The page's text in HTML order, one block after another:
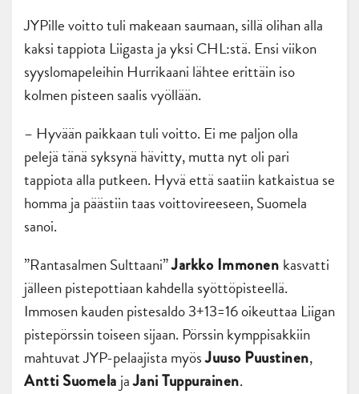
JYPille voitto tuli makeaan saumaan, sillä olihan alla
kaksi tappiota Liigasta ja yksi CHL:stä. Ensi viikon
syyslomapeleihin Hurrikaani lähtee erittäin iso
kolmen pisteen saalis vyöllään.
– Hyvään paikkaan tuli voitto. Ei me paljon olla
pelejä tänä syksynä hävitty, mutta nyt oli pari
tappiota alla putkeen. Hyvä että saatiin katkaistua se
homma ja päästiin taas voittovireeseen, Suomela
sanoi.
”Rantasalmen Sulttaani”Jarkko Immonen kasvatti
jälleen pistepottiaan kahdella syöttöpisteellä.
Immosen kauden pistesaldo 3+13=16 oikeuttaa Liigan
pistepörssin toiseen sijaan. Pörssin kymppisakkiin
mahtuvat JYP-pelaajista myösJuuso Puustinen,
Antti Suomela jaJani Tuppurainen.